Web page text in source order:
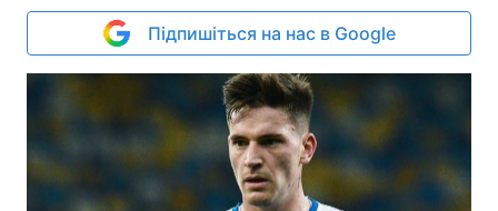
Підпишіться на нас в Google